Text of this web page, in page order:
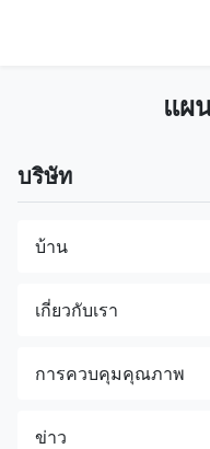
แผ
บริษัท
บ้าน
เกี่ยวกับเรา
การควบคุมคุณภาพ
ข่าว